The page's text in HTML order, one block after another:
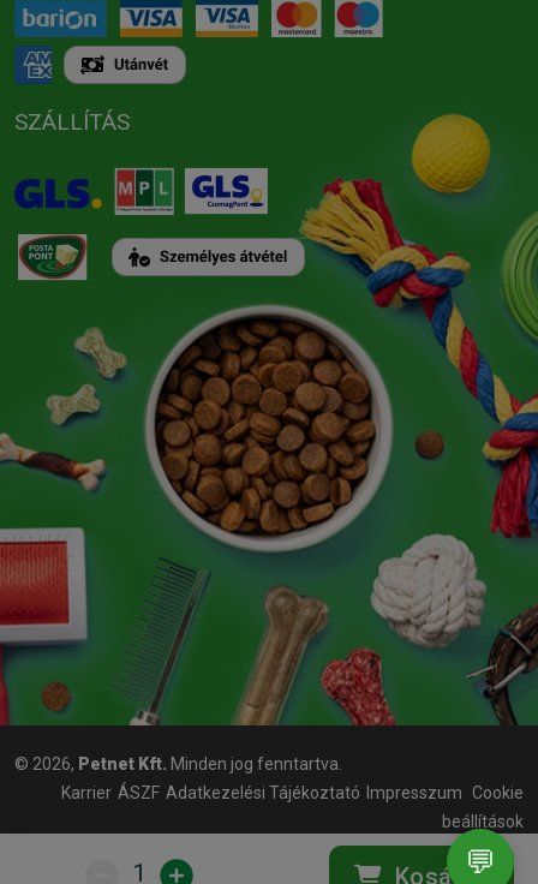
1 Kosárba
SZÁLLÍTÁS
© 2026, Petnet Kft. Minden jog fenntartva.
Karrier ÁSZF Adatkezelési Tájékoztató Impresszum
Cookie
beállítások
💬